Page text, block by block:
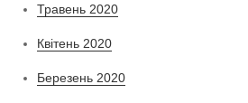
Травень 2020
Квітень 2020
Березень 2020